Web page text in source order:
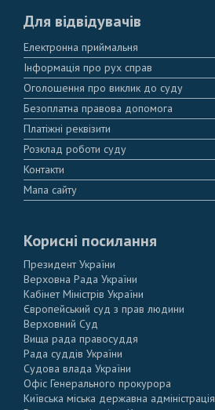
Для відвідувачів
Електронна приймальня
Інформація про рух справ
Оголошення про виклик до суду
Безоплатна правова допомога
Платіжні реквізити
Розклад роботи суду
Контакти
Мапа сайту
Корисні посилання
Президент України
Верховна Рада України
Кабінет Міністрів України
Європейський суд з прав людини
Верховний Суд
Вища рада правосуддя
Рада суддів України
Судова влада України
Офіс Генерального прокурора
Київська міська державна адміністрація